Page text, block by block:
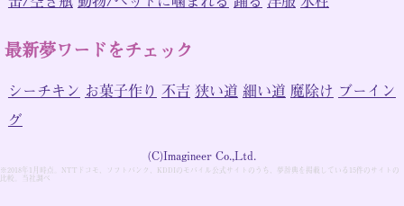
最新夢ワードをチェック
シーチキン お菓子作り 不吉 狭い道 細い道 魔除け ブーイン
グ
(C)Imagineer Co.,Ltd.
※2018年1月時点。NTTドコモ、ソフトバンク、KDDIのモバイル公式サイトのうち、夢辞典を掲載している15件のサイトの
比較。当社調べ